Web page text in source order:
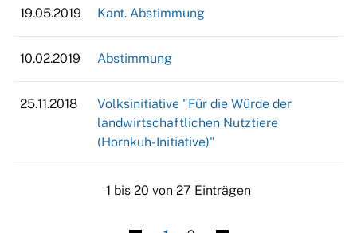
19.05.2019 Kant. Abstimmung
10.02.2019 Abstimmung
25.11.2018
Volksinitiative "Für die Würde der
landwirtschaftlichen Nutztiere
(Hornkuh-Initiative)"
1 bis 20 von 27 Einträgen